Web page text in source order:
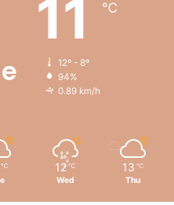
11 ℃
12º - 8º
94%
0.89 km/h
℃ 12 ℃
Wed
13 ℃
Thu